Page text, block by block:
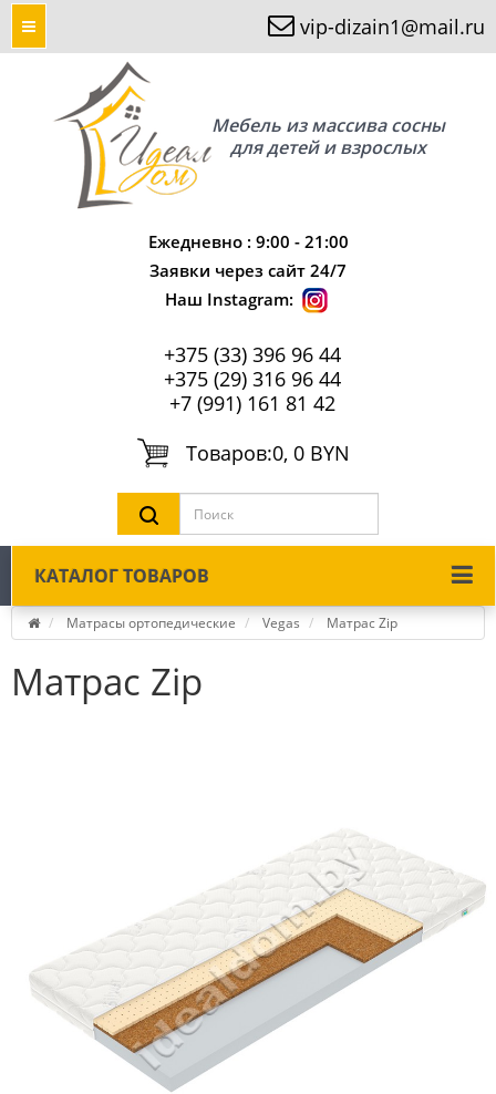
vip-dizain1@mail.ru
Мебель из массива сосны
для детей и взрослых
Ежедневно : 9:00 - 21:00
Заявки через сайт 24/7
Наш Instagram:
+375 (33) 396 96 44
+375 (29) 316 96 44
+7 (991) 161 81 42
Tоваров:0, 0 BYN
КАТАЛОГ ТОВАРОВ
Матрасы ортопедические Vegas Матрас Zip
Матрас Zip